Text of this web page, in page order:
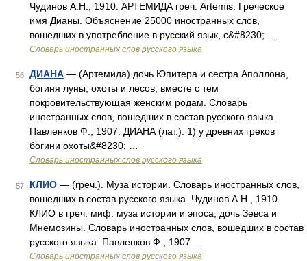
Чудинов А.Н., 1910. АРТЕМИДА греч. Artemis. Греческое
имя Дианы. Объяснение 25000 иностранных слов,
вошедших в употребление в русский язык, с&#8230; …
Словарь иностранных слов русского языка
56 ДИАНА — (Артемида) дочь Юпитера и сестра Аполлона,
богиня луны, охоты и лесов, вместе с тем
покровительствующая женским родам. Словарь
иностранных слов, вошедших в состав русского языка.
Павленков Ф., 1907. ДИАНА (лат.). 1) у древних греков
богини охоты&#8230; …
Словарь иностранных слов русского языка
57 КЛИО — (греч.). Муза истории. Словарь иностранных слов,
вошедших в состав русского языка. Чудинов А.Н., 1910.
КЛИО в греч. миф. муза истории и эпоса; дочь Зевса и
Мнемозины. Словарь иностранных слов, вошедших в состав
русского языка. Павленков Ф., 1907 …
Словарь иностранных слов русского языка